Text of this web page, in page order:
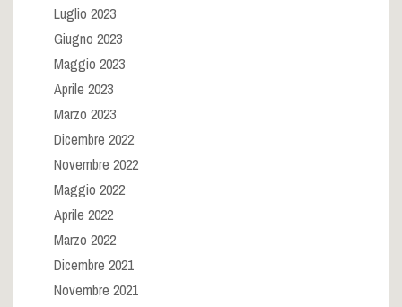
Luglio 2023
Giugno 2023
Maggio 2023
Aprile 2023
Marzo 2023
Dicembre 2022
Novembre 2022
Maggio 2022
Aprile 2022
Marzo 2022
Dicembre 2021
Novembre 2021